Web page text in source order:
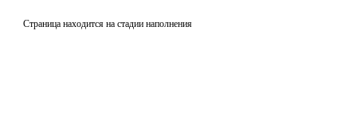
Страница находится на стадии наполнения